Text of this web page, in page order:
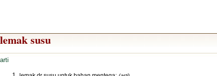
lemak susu
arti